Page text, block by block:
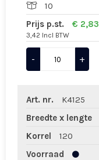
10
Prijs p.st.
€ 2,83
3,42 Incl BTW
- +
Art. nr.
K4125
Breedte x lengte
Korrel
120
Voorraad